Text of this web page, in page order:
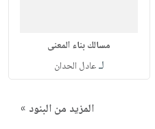
مسالك بناء المعنى
لـعادل الحدان
المزيد من البنود »